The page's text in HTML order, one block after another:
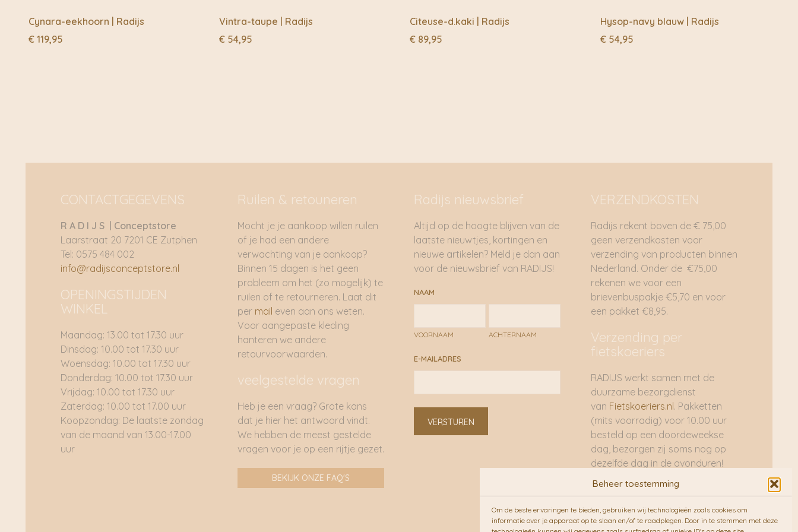
Beheer toestemming
Om de beste ervaringen te bieden, gebruiken wij technologieën zoals cookies om
informatie over je apparaat op te slaan en/of te raadplegen. Door in te stemmen met deze
Cynara-eekhoorn | Radijs
€ 119,95
Vintra-taupe | Radijs
€ 54,95
Citeuse-d.kaki | Radijs
€ 89,95
Hysop-navy blauw | Radijs
€ 54,95
CONTACTGEGEVENS
R A D I J S | Conceptstore
Laarstraat 20 7201 CE Zutphen
Tel: 0575 484 002
info@radijsconceptstore.nl
OPENINGSTIJDEN
WINKEL
Maandag: 13.00 tot 17.30 uur
Dinsdag: 10.00 tot 17.30 uur
Woensdag: 10.00 tot 17.30 uur
Donderdag: 10.00 tot 17.30 uur
Vrijdag: 10.00 tot 17.30 uur
Zaterdag: 10.00 tot 17.00 uur
Koopzondag: De laatste zondag
van de maand van 13.00-17.00
uur
Ruilen & retouneren
Mocht je je aankoop willen ruilen
of je had een andere
verwachting van je aankoop?
Binnen 15 dagen is het geen
probleem om het (zo mogelijk) te
ruilen of te retourneren. Laat dit
permail even aan ons weten.
Voor aangepaste kleding
hanteren we andere
retourvoorwaarden.
veelgestelde vragen
Heb je een vraag? Grote kans
dat je hier het antwoord vindt.
We hebben de meest gestelde
vragen voor je op een rijtje gezet.
BEKIJK ONZE FAQ'S
Radijs nieuwsbrief
Altijd op de hoogte blijven van de
laatste nieuwtjes, kortingen en
nieuwe artikelen? Meld je dan aan
voor de nieuwsbrief van RADIJS!
NAAM
VOORNAAM ACHTERNAAM
E-MAILADRES
VERSTUREN
VERZENDKOSTEN
Radijs rekent boven de € 75,00
geen verzendkosten voor
verzending van producten binnen
Nederland. Onder de €75,00
rekenen we voor een
brievenbuspakje €5,70 en voor
een pakket €8,95.
Verzending per
fietskoeriers
RADIJS werkt samen met de
duurzame bezorgdienst
van Fietskoeriers.nl . Pakketten
(mits voorradig) voor 10.00 uur
besteld op een doordeweekse
dag, bezorgen zij soms nog op
dezelfde dag in de avonduren!
Brievenbuspakjes de volgende
dag. En waar mogelijk ook echt
op de fiets!!